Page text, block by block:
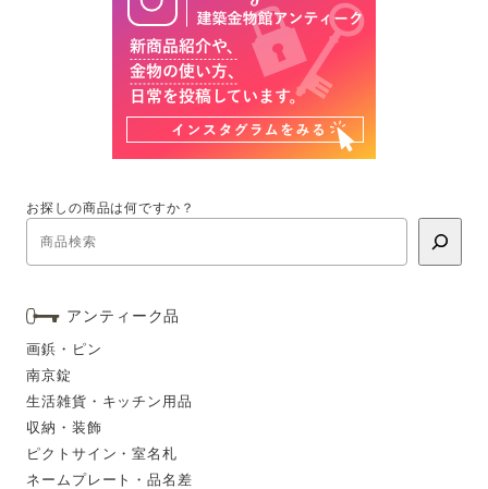
お探しの商品は何ですか？
アンティーク品
画鋲・ピン
南京錠
生活雑貨・キッチン用品
収納・装飾
ピクトサイン・室名札
ネームプレート・品名差